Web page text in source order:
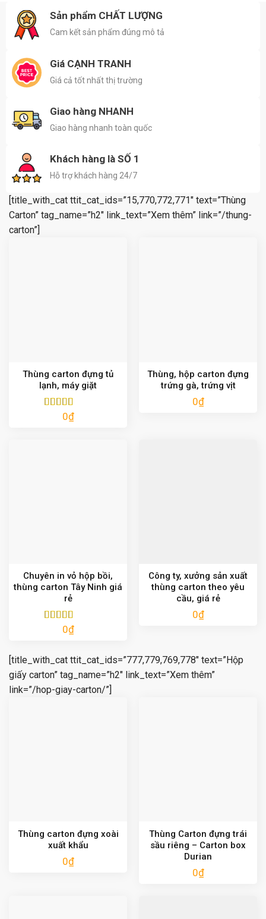
Sản phẩm CHẤT LƯỢNG
Cam kết sản phẩm đúng mô tả
Giá CẠNH TRANH
Giá cả tốt nhất thị trường
Giao hàng NHANH
Giao hàng nhanh toàn quốc
Khách hàng là SỐ 1
Hỗ trợ khách hàng 24/7
[title_with_cat ttit_cat_ids=”15,770,772,771″ text=”Thùng
Carton” tag_name=”h2″ link_text=”Xem thêm” link=”/thung-
carton”]
Thùng carton đựng tủ
lạnh, máy giặt
Được xếp
0₫
Thùng, hộp carton đựng
trứng gà, trứng vịt
0₫
Chuyên in vỏ hộp bồi,
thùng carton Tây Ninh giá
rẻ
Được xếp
0₫
Công ty, xưởng sản xuất
thùng carton theo yêu
cầu, giá rẻ
0₫
[title_with_cat ttit_cat_ids=”777,779,769,778″ text=”Hộp
giấy carton” tag_name=”h2″ link_text=”Xem thêm”
link=”/hop-giay-carton/”]
Thùng carton đựng xoài
xuất khẩu
0₫
Thùng Carton đựng trái
sầu riêng – Carton box
Durian
0₫